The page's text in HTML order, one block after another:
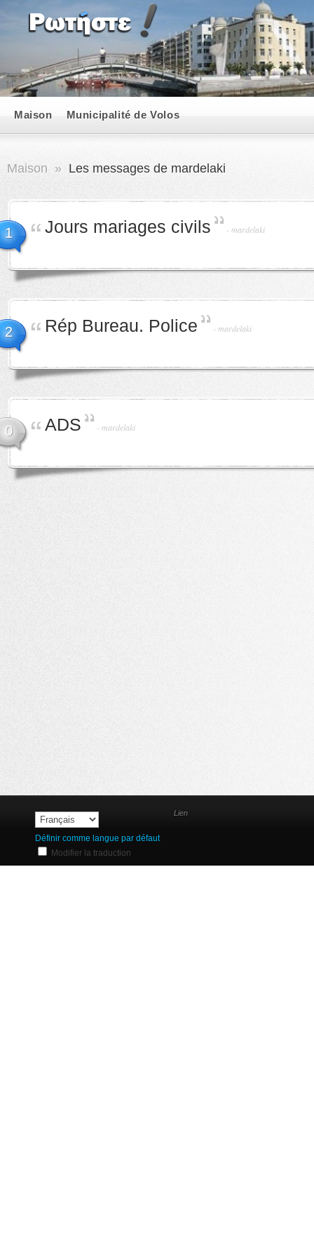
Maison Municipalité de Volos
Maison » Les messages de mardelaki
1 Jours mariages civils - mardelaki
2 Rép Bureau. Police - mardelaki
0 ADS - mardelaki
Définir comme langue par défaut
Modifier la traduction
Lien